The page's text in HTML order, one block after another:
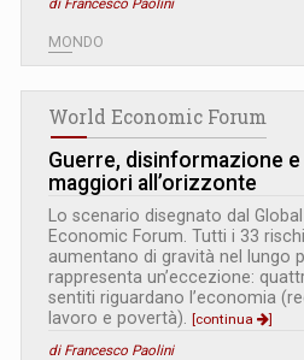
di Francesco Paolini
MONDO
World Economic Forum
Guerre, disinformazione
maggiori all’orizzonte
Lo scenario disegnato dal
Economic Forum. Tutti i 33
aumentano di gravità nel lungo
rappresenta un’eccezione:
sentiti riguardano l’economia
lavoro e povertà).
[continua
]
di Francesco Paolini